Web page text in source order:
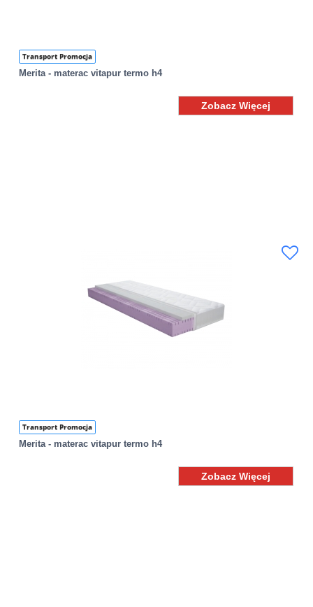
Transport Promocja
Merita - materac vitapur termo h4
Zobacz Więcej
Transport Promocja
Merita - materac vitapur termo h4
Zobacz Więcej